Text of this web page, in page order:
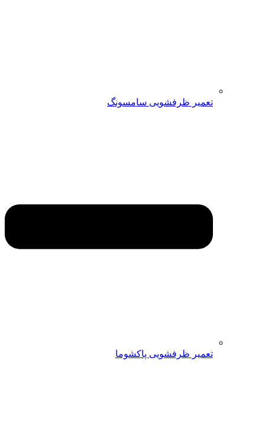
تعمیر ظرفشویی سامسونگ
تعمیر ظرفشویی پاکشوما